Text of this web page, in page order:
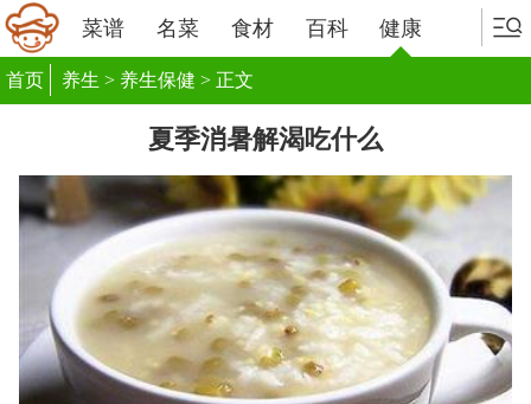
菜谱 名菜 食材 百科 健康
首页 养生 > 养生保健 > 正文
夏季消暑解渴吃什么